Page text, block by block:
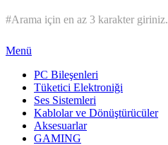
#Arama için en az 3 karakter giriniz.
Menü
PC Bileşenleri
Tüketici Elektroniği
Ses Sistemleri
Kablolar ve Dönüştürücüler
Aksesuarlar
GAMING